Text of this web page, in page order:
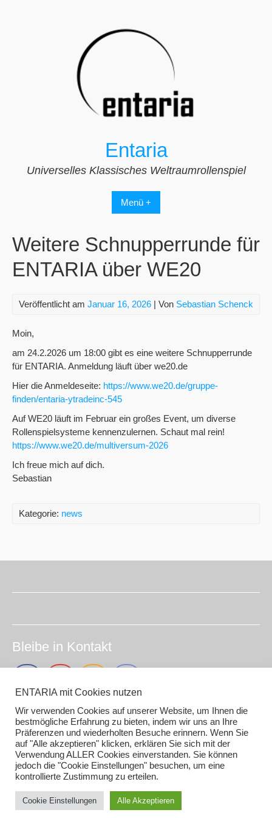
Entaria
Universelles Klassisches Weltraumrollenspiel
Menü +
Weitere Schnupperrunde für
ENTARIA über WE20
Veröffentlicht am Januar 16, 2026 | Von Sebastian Schenck
Moin,
am 24.2.2026 um 18:00 gibt es eine weitere Schnupperrunde
für ENTARIA. Anmeldung läuft über we20.de
Hier die Anmeldeseite: https://www.we20.de/gruppe-
finden/entaria-ytradeinc-545
Auf WE20 läuft im Februar ein großes Event, um diverse
Rollenspielsysteme kennenzulernen. Schaut mal rein!
https://www.we20.de/multiversum-2026
Ich freue mich auf dich.
Sebastian
Kategorie: news
Bleibe in Kontakt
Impressum (smirc.de)
Datenschutz
Gender / AI Grafiken oder Texten
Copyright 2026Entaria
ENTARIA mit Cookies nutzen
Wir verwenden Cookies auf unserer Website, um Ihnen die
bestmögliche Erfahrung zu bieten, indem wir uns an Ihre
Präferenzen und wiederholten Besuche erinnern. Wenn Sie
auf "Alle akzeptieren" klicken, erklären Sie sich mit der
Verwendung ALLER Cookies einverstanden. Sie können
jedoch die "Cookie Einstellungen" besuchen, um eine
kontrollierte Zustimmung zu erteilen.
Cookie Einstellungen Alle Akzeptieren